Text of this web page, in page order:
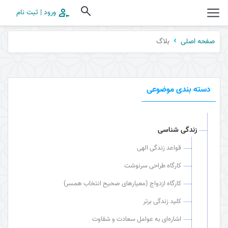
ورود | ثبت نام
صفحه اصلی بلاگ
دسته بندی موضوعی
زندگی شناسی
قواعد زندگی الهی
کارگاه طراحی سرنوشت
کارگاه ازدواج (معیارهای صحیح انتخاب همسر)
کلید زندگی برتر
اشاره‌ای به عوامل سعادت و شقاوت